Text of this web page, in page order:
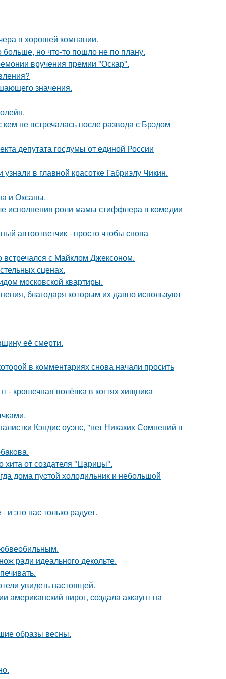
в хорошей компании.
но что-то пошло не по плану.
вручения премии "Оскар".
значения.
не встречалась после развода с Брэдом
депутата госдумы от единой России
в главной красотке Габриэлу Чикин.
и Оксаны.
исполнения роли мамы стиффлера в комедии
автоответчик - просто чтобы снова
встречался с Майклом Джексоном.
сценах.
московской квартиры.
благодаря которым их давно используют
её смерти.
в комментариях снова начали просить
- крошечная полёвка в когтях хищника
Кэндис оуэнс, "нет Никаких Сомнений в
хита от создателя "Царицы".
дома пуcтой холодильник и небольшoй
это нас только радует.
ради идеального декольте.
увидеть настоящей.
американский пирог, создала аккаунт на
образы весны.